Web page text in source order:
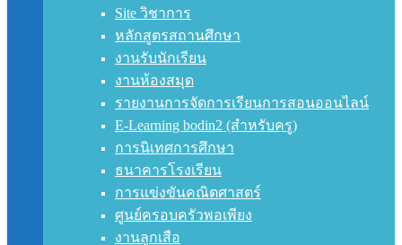
Site วิชาการ
หลักสูตรสถานศึกษา
งานรับนักเรียน
งานห้องสมุด
รายงานการจัดการเรียนการสอนออนไลน์
E-Learning bodin2 (สำหรับครู)
การนิเทศการศึกษา
ธนาคารโรงเรียน
การแข่งขันคณิตศาสตร์
ศูนย์ครอบครัวพอเพียง
งานลูกเสือ